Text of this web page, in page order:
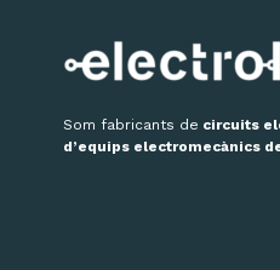
Som fabricants de circuits
d’equips electromecànics